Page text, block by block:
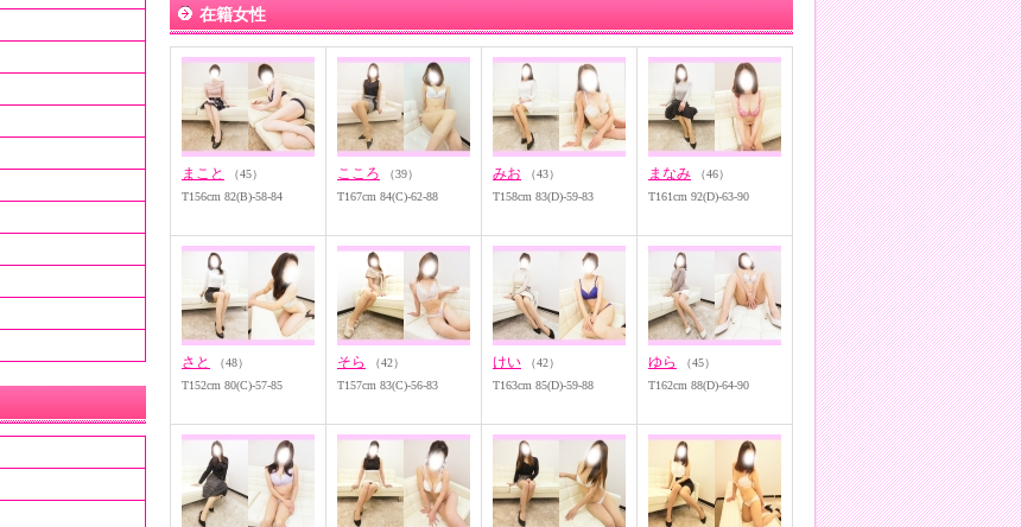
在籍女性
まこと
（45）
T156cm 82(B)-58-84
こころ
（39）
T167cm 84(C)-62-88
みお
（43）
T158cm 83(D)-59-83
まなみ
（46）
T161cm 92(D)-63-90
さと
（48）
T152cm 80(C)-57-85
そら
（42）
T157cm 83(C)-56-83
けい
（42）
T163cm 85(D)-59-88
ゆら
（45）
T162cm 88(D)-64-90